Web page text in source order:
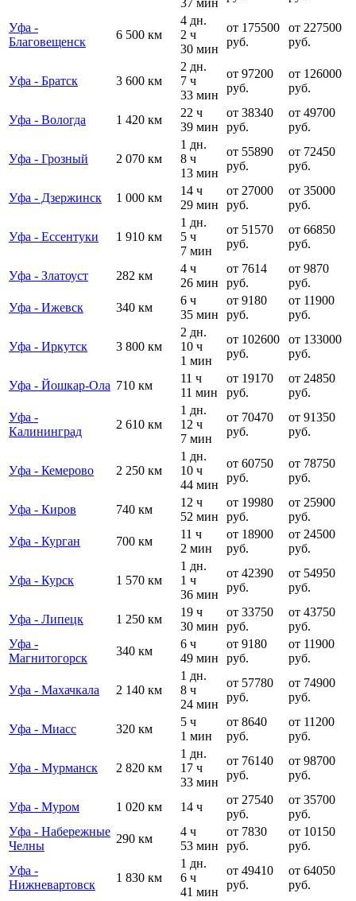
37 мин
Уфа -
Благовещенск
6 500 км
4 дн.
2 ч
30 мин
от 175500
руб.
от 227500
руб.
Уфа - Братск 3 600 км
2 дн.
7 ч
33 мин
от 97200
руб.
от 126000
руб.
Уфа - Вологда 1 420 км
22 ч
39 мин
от 38340
руб.
от 49700
руб.
Уфа - Грозный 2 070 км
1 дн.
8 ч
13 мин
от 55890
руб.
от 72450
руб.
Уфа - Дзержинск 1 000 км
14 ч
29 мин
от 27000
руб.
от 35000
руб.
Уфа - Ессентуки 1 910 км
1 дн.
5 ч
7 мин
от 51570
руб.
от 66850
руб.
Уфа - Златоуст 282 км
4 ч
26 мин
от 7614
руб.
от 9870
руб.
Уфа - Ижевск
340 км
6 ч
35 мин
от 9180
руб.
от 11900
руб.
Уфа - Иркутск 3 800 км
2 дн.
10 ч
1 мин
от 102600
руб.
от 133000
руб.
Уфа - Йошкар-Ола 710 км
11 ч
11 мин
от 19170
руб.
от 24850
руб.
Уфа -
Калининград
2 610 км
1 дн.
12 ч
7 мин
от 70470
руб.
от 91350
руб.
Уфа - Кемерово 2 250 км
1 дн.
10 ч
44 мин
от 60750
руб.
от 78750
руб.
Уфа - Киров 740 км
12 ч
52 мин
от 19980
руб.
от 25900
руб.
Уфа - Курган
700 км
11 ч
2 мин
от 18900
руб.
от 24500
руб.
Уфа - Курск 1 570 км
1 дн.
1 ч
36 мин
от 42390
руб.
от 54950
руб.
Уфа - Липецк 1 250 км
19 ч
30 мин
от 33750
руб.
от 43750
руб.
Уфа -
Магнитогорск
340 км
6 ч
49 мин
от 9180
руб.
от 11900
руб.
Уфа - Махачкала 2 140 км
1 дн.
8 ч
24 мин
от 57780
руб.
от 74900
руб.
Уфа - Миасс 320 км
5 ч
1 мин
от 8640
руб.
от 11200
руб.
Уфа - Мурманск 2 820 км
1 дн.
17 ч
33 мин
от 76140
руб.
от 98700
руб.
Уфа - Муром 1 020 км 14 ч
от 27540
руб.
от 35700
руб.
Уфа - Набережные
Челны
290 км
4 ч
53 мин
от 7830
руб.
от 10150
руб.
Уфа -
Нижневартовск
1 830 км
1 дн.
6 ч
41 мин
от 49410
руб.
от 64050
руб.